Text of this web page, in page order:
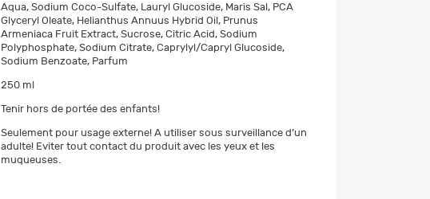
Aqua, Sodium Coco-Sulfate, Lauryl Glucoside, Maris Sal, PCA
Glyceryl Oleate, Helianthus Annuus Hybrid Oil, Prunus
Armeniaca Fruit Extract, Sucrose, Citric Acid, Sodium
Polyphosphate, Sodium Citrate, Caprylyl/Capryl Glucoside,
Sodium Benzoate, Parfum
250 ml
Tenir hors de portée des enfants!
Seulement pour usage externe! A utiliser sous surveillance d’un
adulte! Eviter tout contact du produit avec les yeux et les
muqueuses.